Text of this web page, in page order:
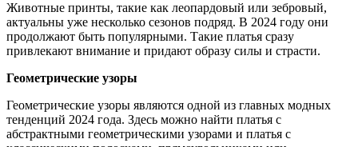
Животные принты, такие как леопардовый или зебровый,
актуальны уже несколько сезонов подряд. В 2024 году они
продолжают быть популярными. Такие платья сразу
привлекают внимание и придают образу силы и страсти.
Геометрические узоры
Геометрические узоры являются одной из главных модных
тенденций 2024 года. Здесь можно найти платья с
абстрактными геометрическими узорами и платья с